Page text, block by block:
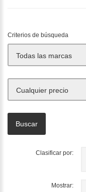
Criterios de búsqueda
Todas las marcas
Cualquier precio
Clasificar por:
Mostrar: